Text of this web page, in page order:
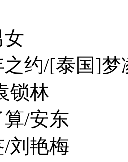
约/[泰国]梦
林
/安东
艳梅